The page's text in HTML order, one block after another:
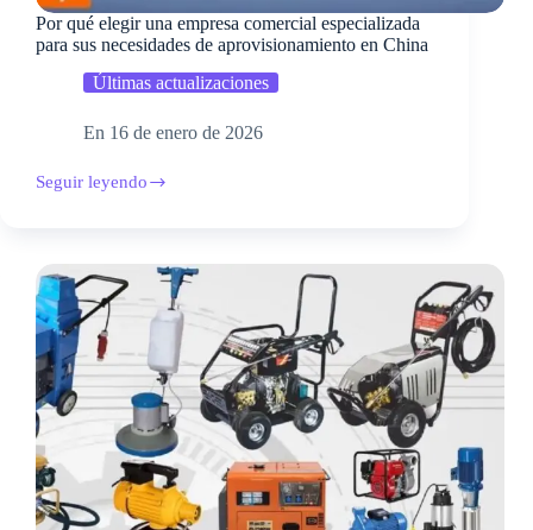
Por qué elegir una empresa comercial especializada
para sus necesidades de aprovisionamiento en China
Últimas actualizaciones
En 16 de enero de 2026
Seguir leyendo